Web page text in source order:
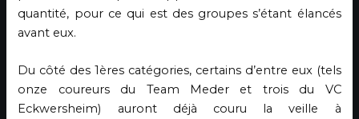
quantité, pour ce qui est des groupes s’étant élancés
avant eux.
Du côté des 1ères catégories, certains d’entre eux (tels
onze coureurs du Team Meder et trois du VC
Eckwersheim) auront déjà couru la veille à